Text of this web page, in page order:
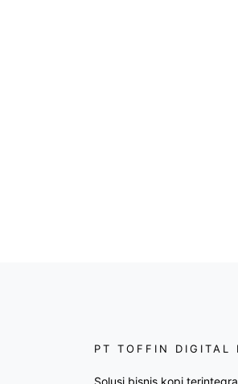
PT TOFFIN DIGITAL
Solusi bisnis kopi